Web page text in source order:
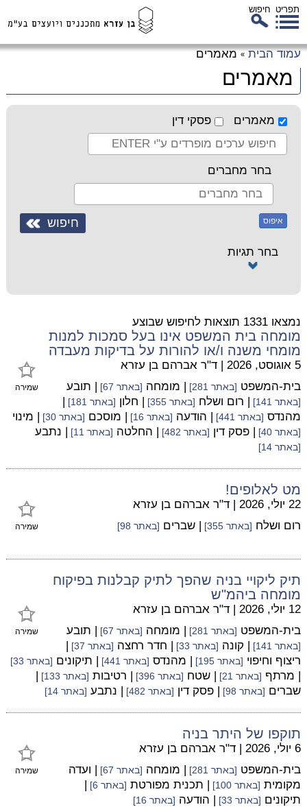
תפריט חיפוש
עמוד הבית » מאמרים
מאמרים
מאמרים פסקי דין
בחר מחברים
איפוס
בחר תגיות
נמצאו 1331 תוצאות לחיפוש שבוצע
מומחה בית המשפט אינו בעל סמכות למנות
מומחי משנה ו/או להורות על בדיקות מעבדה
שמירה
5 אוגוסט, 2026 | ד"ר אברהם בן עזרא
בית-המשפט [באתר 281] | מומחה [באתר 67] | תובע
[באתר 141] | רום ושלח [באתר 355] | חלון [באתר 181]
|
מהנדס [באתר 441] | הודעה [באתר 16] | מוסכם [באתר 30] | מינוי
[באתר 40] | פסק דין [באתר 482] | החלטה [באתר 11] | נתבע
[באתר 14]
מט לאלופים!
שמירה
22 יולי, 2026 | ד"ר אברהם בן עזרא
רום ושלח [באתר 355] | שברים [באתר 98]
תיק ליקויי בניה שהפך לתיק קבלנות בפיקוח
מומחה ביהמ"ש
שמירה
12 יולי, 2026 | ד"ר אברהם בן עזרא
בית-המשפט [באתר 281] | מומחה [באתר 67] | תובע
[באתר 141] | קונה [באתר 33] | חדר רחצה [באתר 37]
|
ריצוף וחיפוי [באתר 195] | מהנדס [באתר 441] | תיקונים [באתר 33]
| מרתף [באתר 21] | שטח [באתר 396] | רטיבות [באתר 133]
|
שברים [באתר 98] | פסק דין [באתר 482] | נתבע [באתר 14]
תוקפו של היתר בניה
שמירה
6 יולי, 2026 | ד"ר אברהם בן עזרא
בית-המשפט [באתר 281] | מומחה [באתר 67]
| ועדה
מקומית [באתר 100] | תכנית מפורטת [באתר 6]
|
תיקונים [באתר 33] | הודעה [באתר 16]